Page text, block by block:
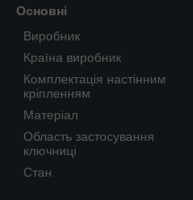
Основні
Виробник
Країна виробник
Комплектація настінним
кріпленням
Матеріал
Область застосування
ключниці
Стан